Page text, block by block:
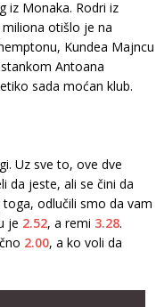
iz Monaka. Rodri iz
miliona otišlo je na
Kundea Majncu
Antoana
sada moćan klub.
Uz sve to, ove dve
da jeste, ali se čini da
odlučili smo da vam
je 2.52, a remi 3.28.
2.00, a ko voli da